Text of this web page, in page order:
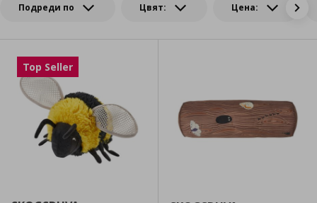
Подреди по Цвят: Цена:
Top Seller